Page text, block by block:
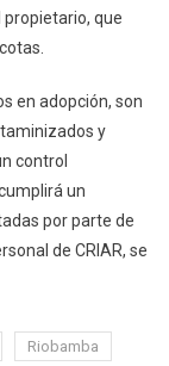
propietario, que
en adopción, son
y
control
un
por parte de
de CRIAR, se
Riobamba